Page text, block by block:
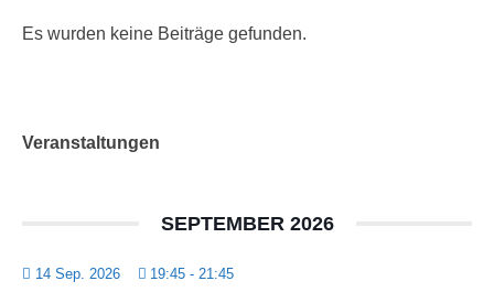
Es wurden keine Beiträge gefunden.
Veranstaltungen
SEPTEMBER 2026
14 Sep. 2026 19:45 - 21:45